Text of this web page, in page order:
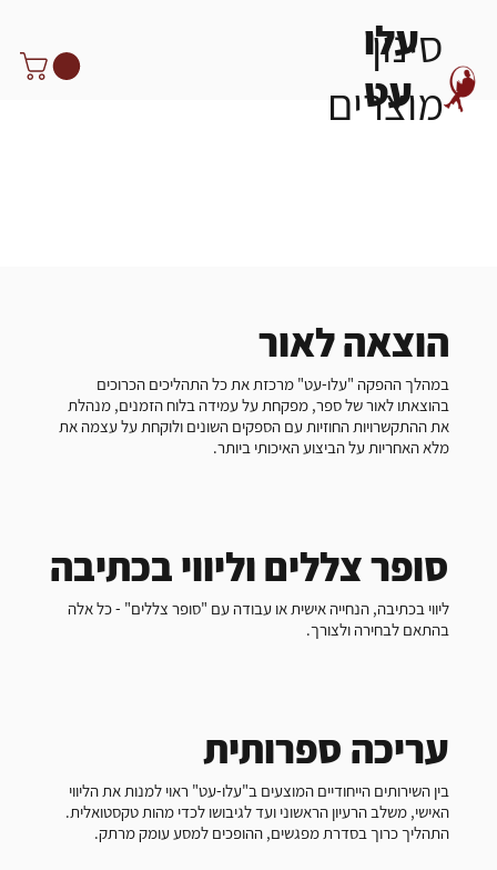
עלו
עט
סינון
מוצרים
הוצאה לאור
במהלך ההפקה "עלו-עט" מרכזת את כל התהליכים הכרוכים
בהוצאתו לאור של ספר, מפקחת על עמידה בלוח הזמנים, מנהלת
את ההתקשרויות החוזיות עם הספקים השונים ולוקחת על עצמה את
מלא האחריות על הביצוע האיכותי ביותר.
סופר צללים וליווי בכתיבה
ליווי בכתיבה, הנחייה אישית או עבודה עם "סופר צללים" - כל אלה
בהתאם לבחירה ולצורך.
עריכה ספרותית
בין השירותים הייחודיים המוצעים ב"עלו-עט" ראוי למנות את הליווי
האישי, משלב הרעיון הראשוני ועד לגיבושו לכדי מהות טקסטואלית.
התהליך כרוך בסדרת מפגשים, ההופכים למסע עומק מרתק.
שירותי הסטודיו